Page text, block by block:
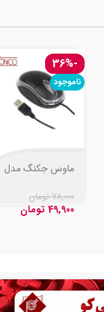
-36%
ناموجود
ماوس جکنگ مدل
78,000 تومان
49,900 تومان